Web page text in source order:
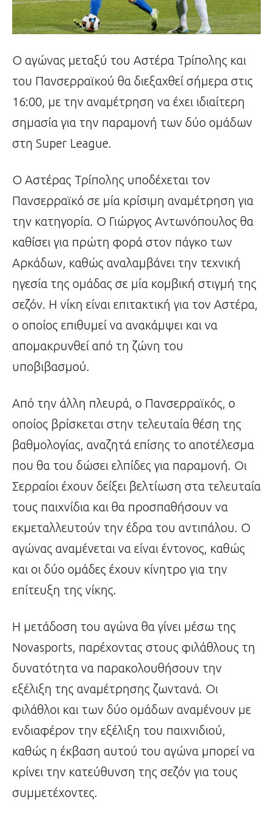
Ο αγώνας μεταξύ του Αστέρα Τρίπολης και
του Πανσερραϊκού θα διεξαχθεί σήμερα στις
16:00, με την αναμέτρηση να έχει ιδιαίτερη
σημασία για την παραμονή των δύο ομάδων
στη Super League.
Ο Αστέρας Τρίπολης υποδέχεται τον
Πανσερραϊκό σε μία κρίσιμη αναμέτρηση για
την κατηγορία. Ο Γιώργος Αντωνόπουλος θα
καθίσει για πρώτη φορά στον πάγκο των
Αρκάδων, καθώς αναλαμβάνει την τεχνική
ηγεσία της ομάδας σε μία κομβική στιγμή της
σεζόν. Η νίκη είναι επιτακτική για τον Αστέρα,
ο οποίος επιθυμεί να ανακάμψει και να
απομακρυνθεί από τη ζώνη του
υποβιβασμού.
Από την άλλη πλευρά, ο Πανσερραϊκός, ο
οποίος βρίσκεται στην τελευταία θέση της
βαθμολογίας, αναζητά επίσης το αποτέλεσμα
που θα του δώσει ελπίδες για παραμονή. Οι
Σερραίοι έχουν δείξει βελτίωση στα τελευταία
τους παιχνίδια και θα προσπαθήσουν να
εκμεταλλευτούν την έδρα του αντιπάλου. Ο
αγώνας αναμένεται να είναι έντονος, καθώς
και οι δύο ομάδες έχουν κίνητρο για την
επίτευξη της νίκης.
Η μετάδοση του αγώνα θα γίνει μέσω της
Novasports, παρέχοντας στους φιλάθλους τη
δυνατότητα να παρακολουθήσουν την
εξέλιξη της αναμέτρησης ζωντανά. Οι
φιλάθλοι και των δύο ομάδων αναμένουν με
ενδιαφέρον την εξέλιξη του παιχνιδιού,
καθώς η έκβαση αυτού του αγώνα μπορεί να
κρίνει την κατεύθυνση της σεζόν για τους
συμμετέχοντες.